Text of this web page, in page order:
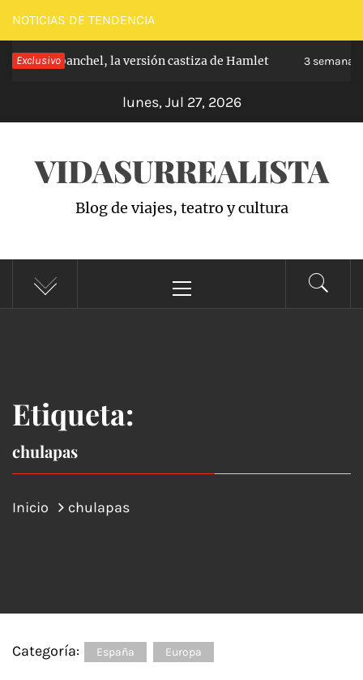
Saltar
al
contenido
NOTICIAS DE TENDENCIA
Exclusivo
de Carabanchel, la versión castiza de Hamlet 3 semanas
lunes, Jul 27, 2026
VIDASURREALISTA
Blog de viajes, teatro y cultura
principal
Etiqueta:
chulapas
Inicio chulapas
Categoría: España Europa